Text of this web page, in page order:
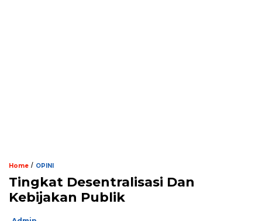
Home / OPINI
Tingkat Desentralisasi Dan
Kebijakan Publik